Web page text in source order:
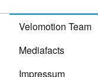
Velomotion Team
Mediafacts
Impressum